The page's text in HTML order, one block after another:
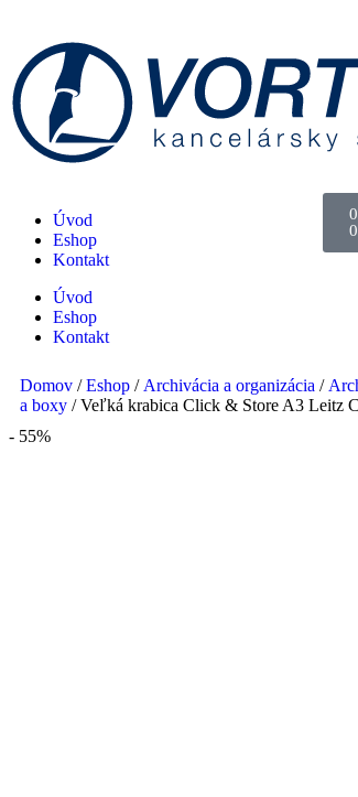
Úvod
Eshop
Kontakt
Úvod
Eshop
Kontakt
0
Domov /Eshop / Archivácia a organizácia /
a boxy / Veľká krabica Click & Store A3 Leitz
- 55%